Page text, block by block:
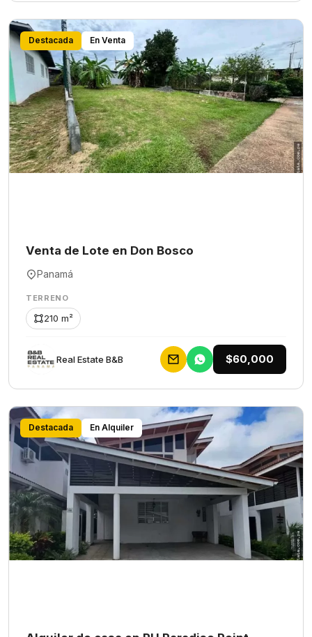
Destacada En Venta
Venta de Lote en Don Bosco
Panamá
TERRENO
210 m²
Rеаl Еstаtе В&В $60,000
Destacada En Alquiler